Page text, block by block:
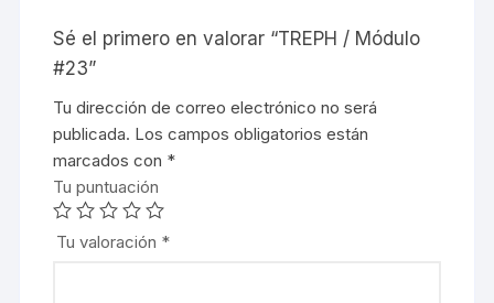
Sé el primero en valorar “TREPH / Módulo
#23”
Tu dirección de correo electrónico no será
publicada. Los campos obligatorios están
marcados con *
Tu puntuación
Tu valoración *